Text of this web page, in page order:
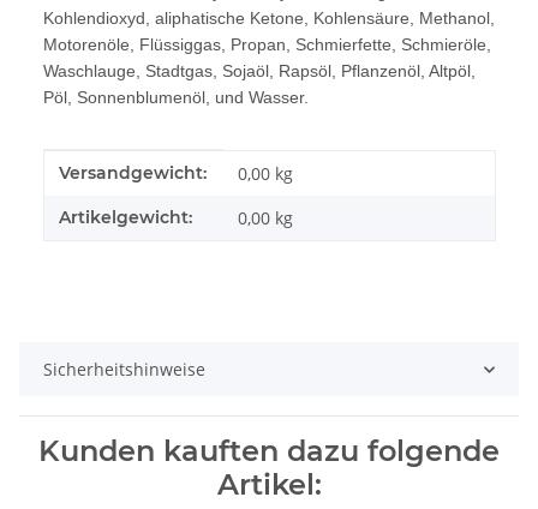
Kohlendioxyd, aliphatische Ketone, Kohlensäure, Methanol,
Motorenöle, Flüssiggas, Propan, Schmierfette, Schmieröle,
Waschlauge, Stadtgas, Sojaöl, Rapsöl, Pflanzenöl, Altpöl,
Pöl, Sonnenblumenöl, und Wasser.
Produkteigenschaft
Wert
Versandgewicht: 0,00 kg
Artikelgewicht: 0,00 kg
Sicherheitshinweise
Kunden kauften dazu folgende
Artikel: